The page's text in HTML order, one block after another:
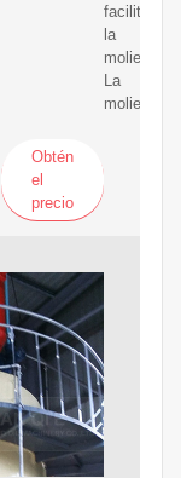
facilitar
la
molienda.
La
molienda
Obtén
el
precio